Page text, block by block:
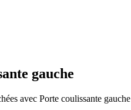
gauche
avec Porte coulissante gauche